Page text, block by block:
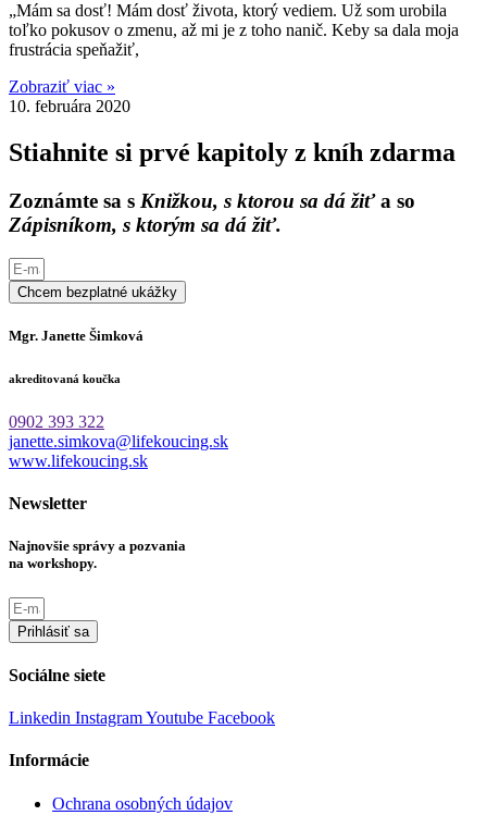
„Mám sa dosť! Mám dosť života, ktorý vediem. Už som urobila
toľko pokusov o zmenu, až mi je z toho nanič. Keby sa dala moja
frustrácia speňažiť,
Zobraziť viac »
10. februára 2020
Stiahnite si prvé kapitoly z kníh zdarma
Zoznámte sa s Knižkou, s ktorou sa dá žiťa so
Zápisníkom, s ktorým sa dá žiť.
Chcem bezplatné ukážky
Mgr. Janette Šimková
akreditovaná koučka
0902 393 322
janette.simkova@lifekoucing.sk
www.lifekoucing.sk
Newsletter
Najnovšie správy a pozvania
na workshopy.
Prihlásiť sa
Sociálne siete
Linkedin InstagramYoutube Facebook
Informácie
Ochrana osobných údajov